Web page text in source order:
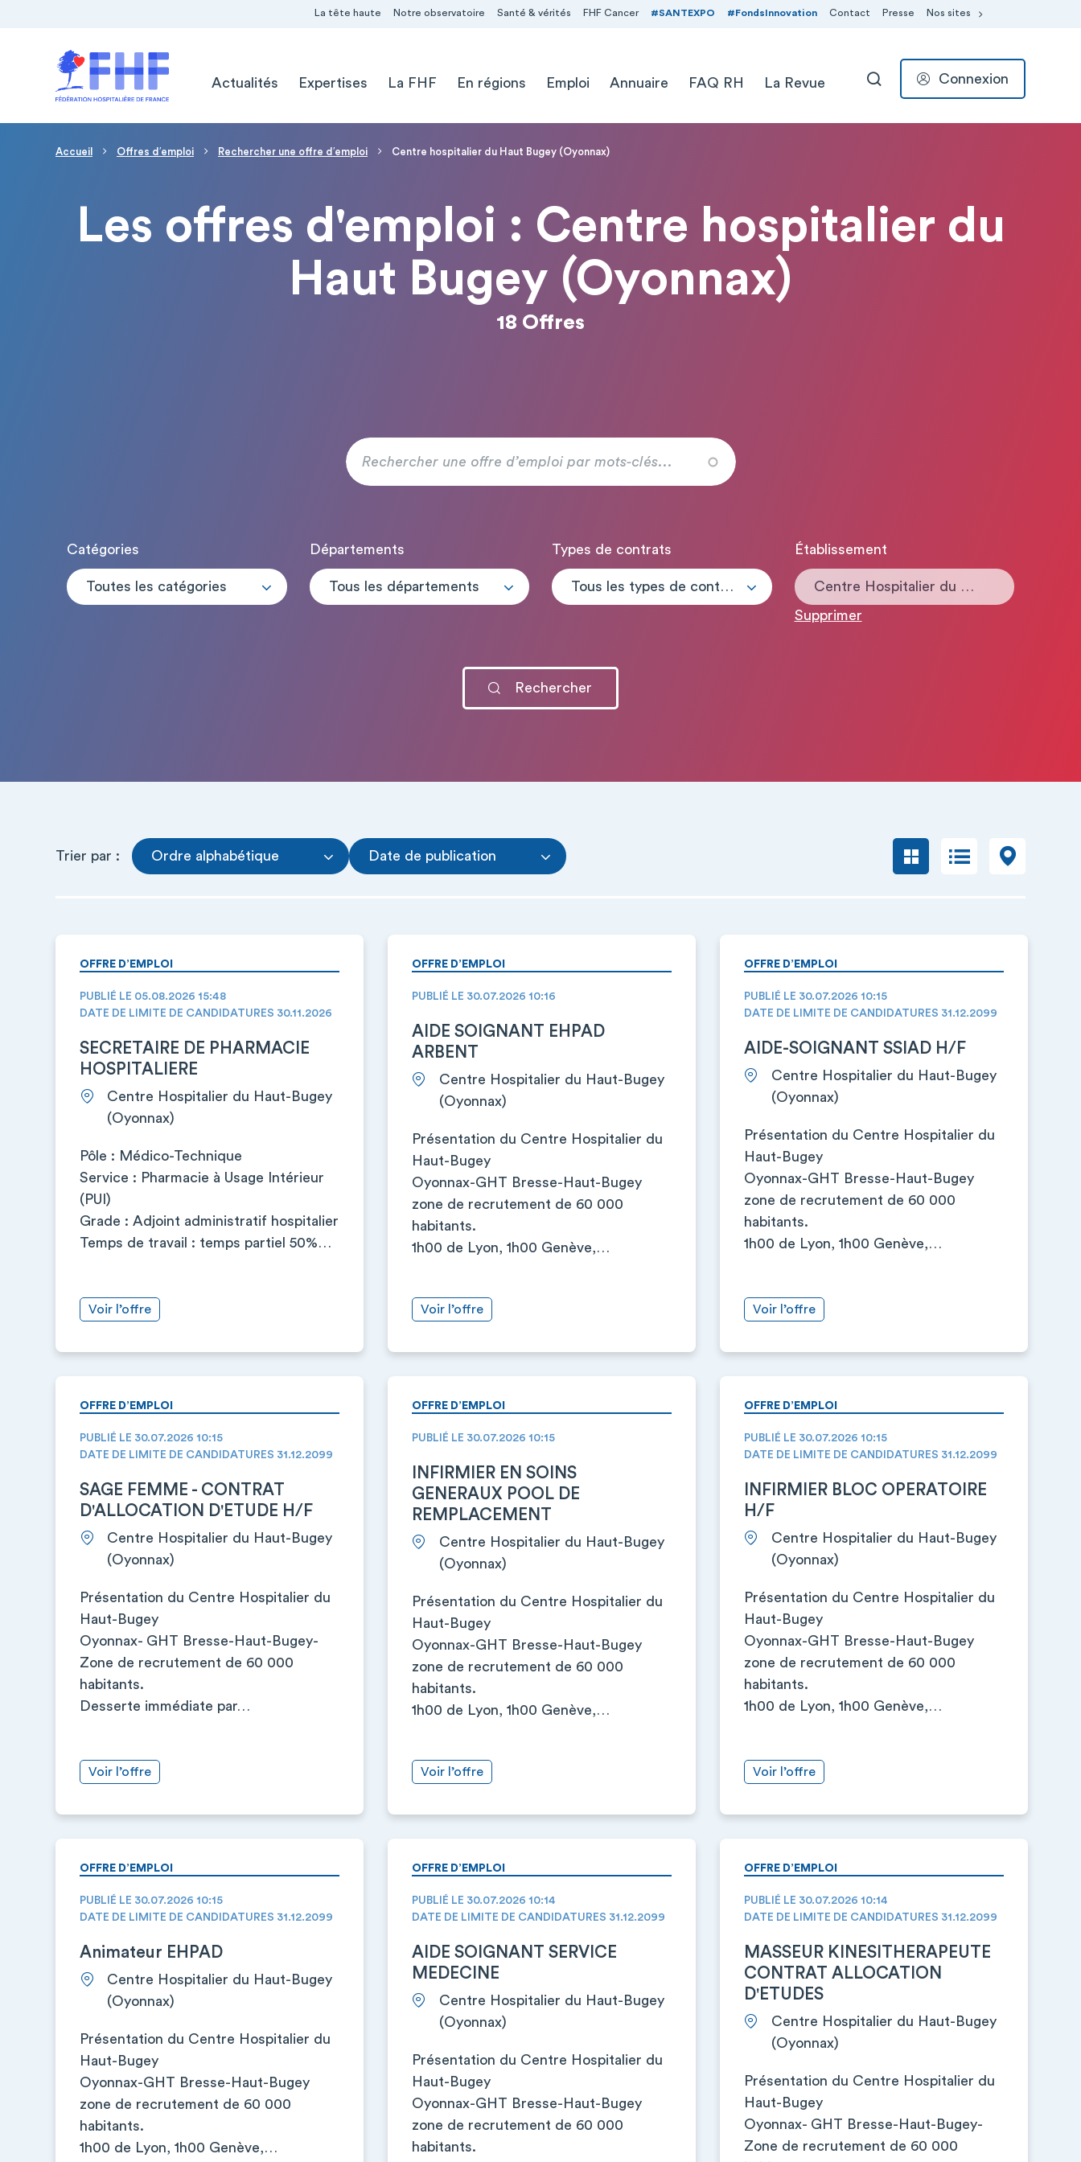
La tête haute Notre observatoire Santé & vérités FHF Cancer #SANTEXPO #FondsInnovation Contact Presse Nos sites
Actualités
Expertises La FHF En régions Emploi Annuaire FAQ RH La Revue RECHERCHER
Connexion
Fil d'Ariane
Accueil Offres d′emploi Rechercher une offre d′emploi Centre hospitalier du Haut Bugey (Oyonnax)
Les offres d'emploi : Centre hospitalier du
Haut Bugey (Oyonnax)
18 Offres
Catégories
Toutes les catégories
Départements
Tous les départements
Types de contrats
Tous les types de contrats
Établissement
Centre Hospitalier du Haut-Bugey
Supprimer
Trier par : Ordre alphabétique Date de publication
OFFRE D’EMPLOI
PUBLIÉ LE 05.08.2026 15:48
DATE DE LIMITE DE CANDIDATURES 30.11.2026
SECRETAIRE DE PHARMACIE
HOSPITALIERE
Centre Hospitalier du Haut-Bugey
(Oyonnax)
Pôle : Médico-Technique
Service : Pharmacie à Usage Intérieur
(PUI)
Grade : Adjoint administratif hospitalier
Temps de travail : temps partiel 50%…
Voir l’offre
OFFRE D’EMPLOI
PUBLIÉ LE 30.07.2026 10:16
AIDE SOIGNANT EHPAD
ARBENT
Centre Hospitalier du Haut-Bugey
(Oyonnax)
Présentation du Centre Hospitalier du
Haut-Bugey
Oyonnax-GHT Bresse-Haut-Bugey
zone de recrutement de 60 000
habitants.
1h00 de Lyon, 1h00 Genève,…
Voir l’offre
OFFRE D’EMPLOI
PUBLIÉ LE 30.07.2026 10:15
DATE DE LIMITE DE CANDIDATURES 31.12.2099
AIDE-SOIGNANT SSIAD H/F
Centre Hospitalier du Haut-Bugey
(Oyonnax)
Présentation du Centre Hospitalier du
Haut-Bugey
Oyonnax-GHT Bresse-Haut-Bugey
zone de recrutement de 60 000
habitants.
1h00 de Lyon, 1h00 Genève,…
Voir l’offre
OFFRE D’EMPLOI
PUBLIÉ LE 30.07.2026 10:15
DATE DE LIMITE DE CANDIDATURES 31.12.2099
SAGE FEMME - CONTRAT
D'ALLOCATION D'ETUDE H/F
Centre Hospitalier du Haut-Bugey
(Oyonnax)
Présentation du Centre Hospitalier du
Haut-Bugey
Oyonnax- GHT Bresse-Haut-Bugey-
Zone de recrutement de 60 000
habitants.
Desserte immédiate par…
Voir l’offre
OFFRE D’EMPLOI
PUBLIÉ LE 30.07.2026 10:15
INFIRMIER EN SOINS
GENERAUX POOL DE
REMPLACEMENT
Centre Hospitalier du Haut-Bugey
(Oyonnax)
Présentation du Centre Hospitalier du
Haut-Bugey
Oyonnax-GHT Bresse-Haut-Bugey
zone de recrutement de 60 000
habitants.
1h00 de Lyon, 1h00 Genève,…
Voir l’offre
OFFRE D’EMPLOI
PUBLIÉ LE 30.07.2026 10:15
DATE DE LIMITE DE CANDIDATURES 31.12.2099
INFIRMIER BLOC OPERATOIRE
H/F
Centre Hospitalier du Haut-Bugey
(Oyonnax)
Présentation du Centre Hospitalier du
Haut-Bugey
Oyonnax-GHT Bresse-Haut-Bugey
zone de recrutement de 60 000
habitants.
1h00 de Lyon, 1h00 Genève,…
Voir l’offre
OFFRE D’EMPLOI
PUBLIÉ LE 30.07.2026 10:15
DATE DE LIMITE DE CANDIDATURES 31.12.2099
Animateur EHPAD
Centre Hospitalier du Haut-Bugey
(Oyonnax)
Présentation du Centre Hospitalier du
Haut-Bugey
Oyonnax-GHT Bresse-Haut-Bugey
zone de recrutement de 60 000
habitants.
1h00 de Lyon, 1h00 Genève,…
OFFRE D’EMPLOI
PUBLIÉ LE 30.07.2026 10:14
DATE DE LIMITE DE CANDIDATURES 31.12.2099
AIDE SOIGNANT SERVICE
MEDECINE
Centre Hospitalier du Haut-Bugey
(Oyonnax)
Présentation du Centre Hospitalier du
Haut-Bugey
Oyonnax-GHT Bresse-Haut-Bugey
zone de recrutement de 60 000
habitants.
OFFRE D’EMPLOI
PUBLIÉ LE 30.07.2026 10:14
DATE DE LIMITE DE CANDIDATURES 31.12.2099
MASSEUR KINESITHERAPEUTE
CONTRAT ALLOCATION
D'ETUDES
Centre Hospitalier du Haut-Bugey
(Oyonnax)
Présentation du Centre Hospitalier du
Haut-Bugey
Oyonnax- GHT Bresse-Haut-Bugey-
Zone de recrutement de 60 000